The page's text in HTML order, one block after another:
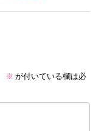
※ が付いている欄は必